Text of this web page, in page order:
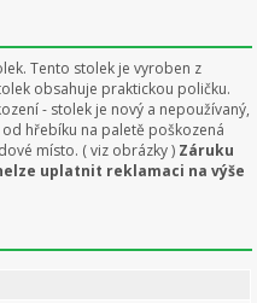
Tento stolek je vyroben z
obsahuje praktickou poličku.
- stolek je nový a nepoužívaný,
hřebíku na paletě poškozená
místo. ( viz obrázky ) Záruku
uplatnit reklamaci na výše